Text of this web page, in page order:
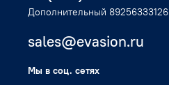
Дополнительный 89256333126
sales@evasion.ru
Мы в соц. сетях